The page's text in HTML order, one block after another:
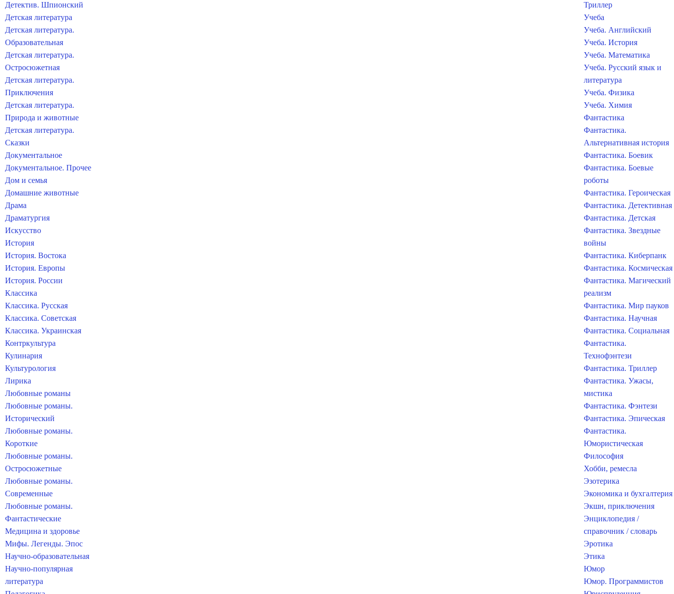
Детектив. Шпионский
Детская литература
Детская литература.
Образовательная
Детская литература.
Остросюжетная
Детская литература.
Приключения
Детская литература.
Природа и животные
Детская литература.
Сказки
Документальное
Документальное. Прочее
Дом и семья
Домашние животные
Драма
Драматургия
Искусство
История
История. Востока
История. Европы
История. России
Классика
Классика. Русская
Классика. Советская
Классика. Украинская
Контркультура
Кулинария
Культурология
Лирика
Любовные романы
Любовные романы.
Исторический
Любовные романы.
Короткие
Любовные романы.
Остросюжетные
Любовные романы.
Современные
Любовные романы.
Фантастические
Медицина и здоровье
Мифы. Легенды. Эпос
Научно-образовательная
Научно-популярная
литература
Триллер
Учеба
Учеба. Английский
Учеба. История
Учеба. Математика
Учеба. Русский язык и
литература
Учеба. Физика
Учеба. Химия
Фантастика
Фантастика.
Альтернативная история
Фантастика. Боевик
Фантастика. Боевые
роботы
Фантастика. Героическая
Фантастика. Детективная
Фантастика. Детская
Фантастика. Звездные
войны
Фантастика. Киберпанк
Фантастика. Космическая
Фантастика. Магический
реализм
Фантастика. Мир пауков
Фантастика. Научная
Фантастика. Социальная
Фантастика.
Технофэнтези
Фантастика. Триллер
Фантастика. Ужасы,
мистика
Фантастика. Фэнтези
Фантастика. Эпическая
Фантастика.
Юмористическая
Философия
Хобби, ремесла
Эзотерика
Экономика и бухгалтерия
Экшн, приключения
Энциклопедия /
справочник / словарь
Эротика
Этика
Юмор
Юмор. Программистов